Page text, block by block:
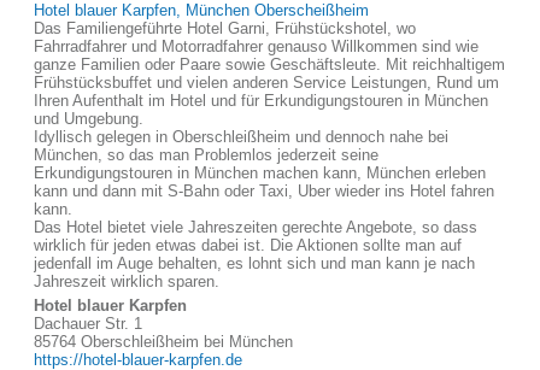
Hotel blauer Karpfen, München Oberscheißheim
Das Familiengeführte Hotel Garni, Frühstückshotel, wo
Fahrradfahrer und Motorradfahrer genauso Willkommen sind wie
ganze Familien oder Paare sowie Geschäftsleute. Mit reichhaltigem
Frühstücksbuffet und vielen anderen Service Leistungen, Rund um
Ihren Aufenthalt im Hotel und für Erkundigungstouren in München
und Umgebung.
Idyllisch gelegen in Oberschleißheim und dennoch nahe bei
München, so das man Problemlos jederzeit seine
Erkundigungstouren in München machen kann, München erleben
kann und dann mit S-Bahn oder Taxi, Uber wieder ins Hotel fahren
kann.
Das Hotel bietet viele Jahreszeiten gerechte Angebote, so dass
wirklich für jeden etwas dabei ist. Die Aktionen sollte man auf
jedenfall im Auge behalten, es lohnt sich und man kann je nach
Jahreszeit wirklich sparen.
Hotel blauer Karpfen
Dachauer Str. 1
85764 Oberschleißheim bei München
https://hotel-blauer-karpfen.de